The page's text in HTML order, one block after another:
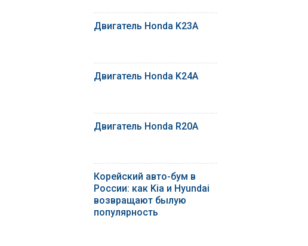
Двигатель Honda K23A
Двигатель Honda K24A
Двигатель Honda R20A
Корейский авто-бум в
России: как Kia и Hyundai
возвращают былую
популярность